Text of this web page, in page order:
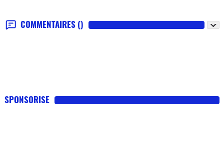
COMMENTAIRES ()
SPONSORISE